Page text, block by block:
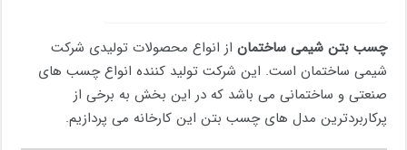
چسب بتن شیمی ساختمان از انواع محصولات تولیدی شرکت
شیمی ساختمان است. این شرکت تولید کننده انواع چسب های
صنعتی و ساختمانی می باشد که در این بخش به برخی از
پرکاربردترین مدل های چسب بتن این کارخانه می پردازیم.